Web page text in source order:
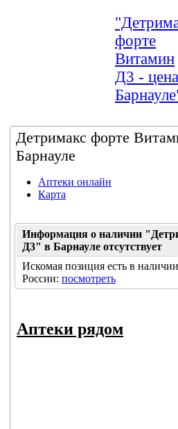
форте
Витамин
Д3 -
Детримакс форте
Барнауле
Аптеки онлайн
Карта
Информация о наличии
Д3" в Барнауле отсутствует
Искомая позиция есть в
России: посмотреть
Аптеки рядом